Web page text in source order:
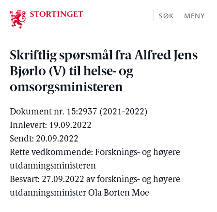
Stortinget.no
SØK MENY
Skriftlig spørsmål fra Alfred Jens
Bjørlo (V) til helse- og
omsorgsministeren
Dokument nr. 15:2937 (2021-2022)
Innlevert: 19.09.2022
Sendt: 20.09.2022
Rette vedkommende: Forsknings- og høyere
utdanningsministeren
Besvart: 27.09.2022 av forsknings- og høyere
utdanningsminister Ola Borten Moe